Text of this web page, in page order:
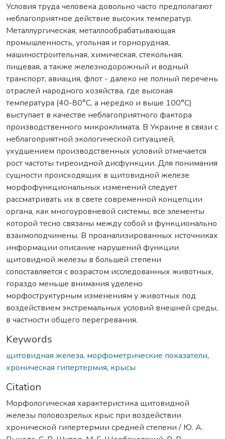
Условия труда человека довольно часто предполагают
неблагоприятное действие высоких температур.
Металлургическая, металлообрабатывающая
промышленность, угольная и горнорудная,
машиностроительная, химическая, стекольная,
пищевая, а также железнодорожный и водный
транспорт, авиация, флот - далеко не полный перечень
отраслей народного хозяйства, где высокая
температура (40-80°C, а нередко и выше 100°C)
выступает в качестве неблагоприятного фактора
производственного микроклимата. В Украине в связи с
неблагоприятной экологической ситуацией,
ухудшением производственных условий отмечается
рост частоты тиреоидной дисфункции. Для понимания
сущности происходящих в щитовидной железе
морфофункциональных изменений следует
рассматривать их в свете современной концепции
органа, как многоуровневой системы, все элементы
которой тесно связаны между собой и функционально
взаимоподчинены. В проанализированных источниках
информации описание нарушений функции
щитовидной железы в большей степени
сопоставляется с возрастом исследованных животных,
гораздо меньше внимания уделено
морфоструктурным изменениям у животных под
воздействием экстремальных условий внешней среды,
в частности общего перегревания.
Keywords
щитовидная железа, морфометрические показатели,
хроническая гипертермия, крысы
Citation
Морфологическая характеристика щитовидной
железы половозрелых крыс при воздействии
хронической гипертермии средней степени / Ю. А.